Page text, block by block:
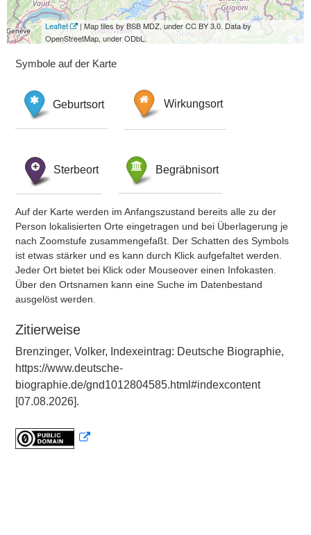
Leaflet
| Map tiles by BSB MDZ, under CC BY 3.0. Data by
OpenStreetMap, under ODbL.
Symbole auf der Karte
Geburtsort Wirkungsort
Sterbeort Begräbnisort
Auf der Karte werden im Anfangszustand bereits alle zu der
Person lokalisierten Orte eingetragen und bei Überlagerung je
nach Zoomstufe zusammengefaßt. Der Schatten des Symbols
ist etwas stärker und es kann durch Klick aufgefaltet werden.
Jeder Ort bietet bei Klick oder Mouseover einen Infokasten.
Über den Ortsnamen kann eine Suche im Datenbestand
ausgelöst werden.
Zitierweise
Brenzinger, Volker, Indexeintrag: Deutsche Biographie,
https://www.deutsche-
biographie.de/gnd1012804585.html#indexcontent
[07.08.2026].